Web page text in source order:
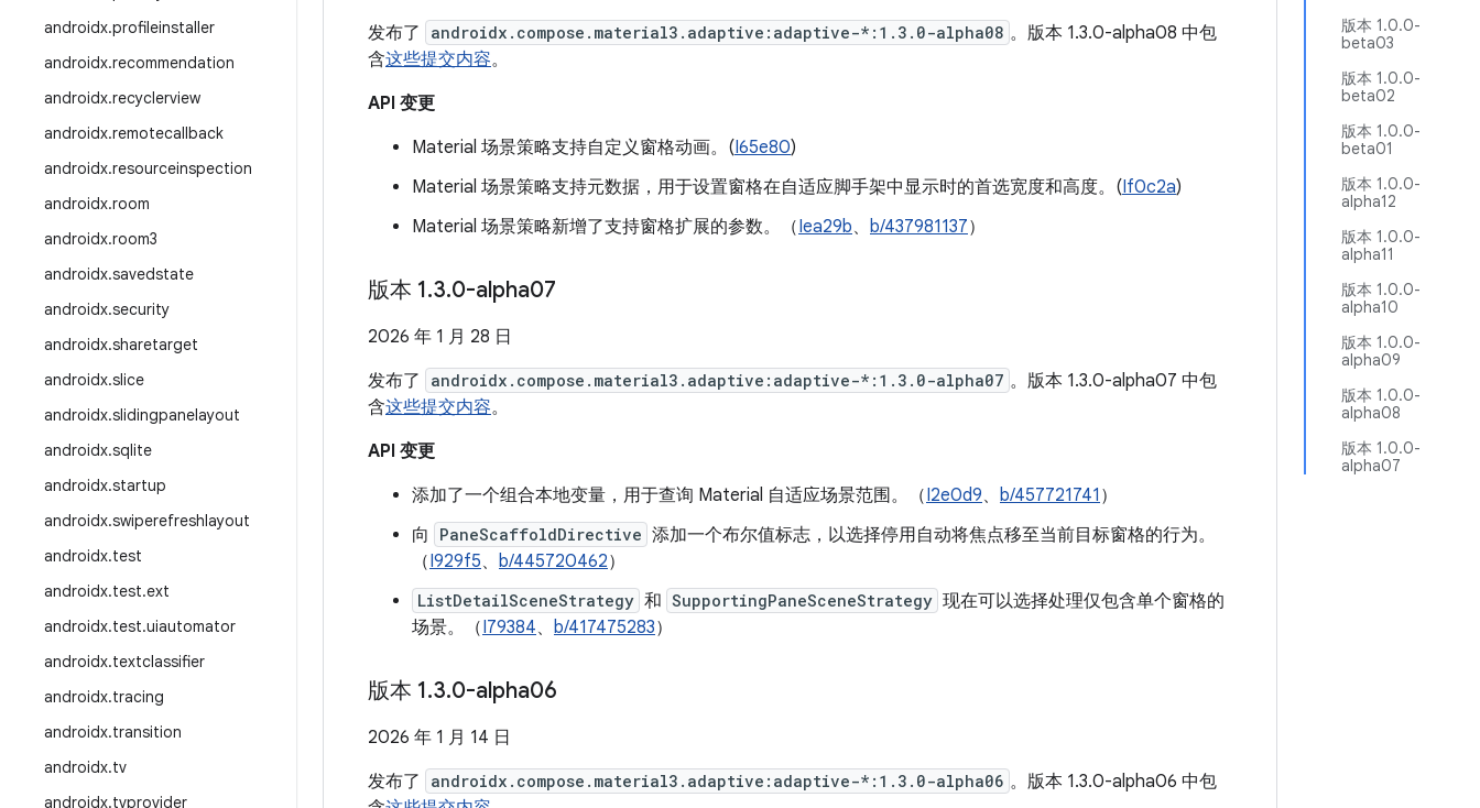
androidx.profileinstaller
androidx.recommendation
androidx.recyclerview
androidx.remotecallback
androidx.resourceinspection
androidx.room
androidx.room3
androidx.savedstate
androidx.security
androidx.sharetarget
androidx.slice
androidx.slidingpanelayout
androidx.sqlite
androidx.startup
androidx.swiperefreshlayout
androidx.test
androidx.test.ext
androidx.test.uiautomator
androidx.textclassifier
androidx.tracing
androidx.transition
androidx.tv
androidx.tvprovider
版本 1.0.0-
beta03
版本 1.0.0-
beta02
版本 1.0.0-
beta01
版本 1.0.0-
alpha12
版本 1.0.0-
alpha11
版本 1.0.0-
alpha10
版本 1.0.0-
alpha09
版本 1.0.0-
alpha08
版本 1.0.0-
alpha07
发布了
androidx.compose.material3.adaptive:adaptive-*:1.3.0-alpha08 。版本 1.3.0-alpha08 中包
含这些提交内容。
API 变更
Material 场景策略支持自定义窗格动画。(I65e80)
Material 场景策略支持元数据，用于设置窗格在自适应脚手架中显示时的首选宽度和高度。(If0c2a)
Material 场景策略新增了支持窗格扩展的参数。（Iea29b、 b/437981137）
版本 1.3.0-alpha07
2026 年 1 月 28 日
发布了
androidx.compose.material3.adaptive:adaptive-*:1.3.0-alpha07 。版本 1.3.0-alpha07 中包
含这些提交内容。
API 变更
添加了一个组合本地变量，用于查询 Material 自适应场景范围。（I2e0d9、 b/457721741 ）
向
PaneScaffoldDirective 添加一个布尔值标志，以选择停用自动将焦点移至当前目标窗格的行为。
（I929f5、 b/445720462）
ListDetailSceneStrategy 和 SupportingPaneSceneStrategy 现在可以选择处理仅包含单个窗格的
场景。（I79384、 b/417475283）
版本 1.3.0-alpha06
2026 年 1 月 14 日
发布了
androidx.compose.material3.adaptive:adaptive-*:1.3.0-alpha06 。版本 1.3.0-alpha06 中包